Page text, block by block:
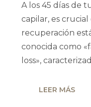
A los 45 días de
capilar, es
recuperación
conocida como
loss»,
LEER MÁS